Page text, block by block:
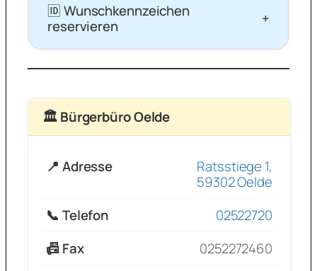
🆔 Wunschkennzeichen
reservieren
+
🏛 Bürgerbüro Oelde
📍 Adresse
Ratsstiege 1,
59302 Oelde
📞 Telefon
02522720
📠 Fax
0252272460